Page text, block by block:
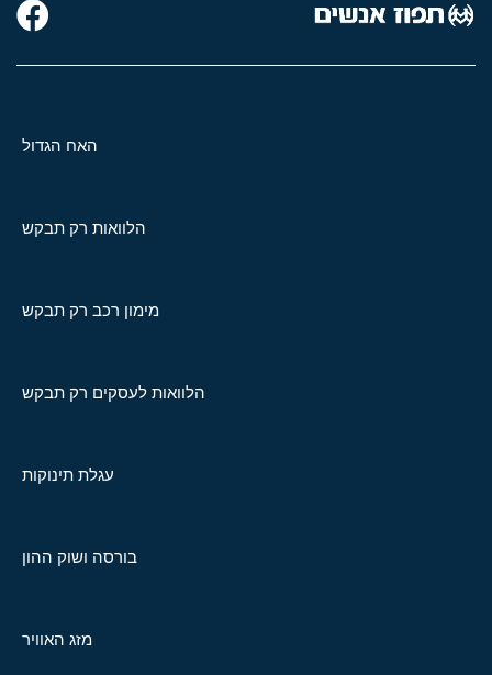
האח הגדול
הלוואות רק תבקש
מימון רכב רק תבקש
הלוואות לעסקים רק תבקש
עגלת תינוקות
בורסה ושוק ההון
מזג האוויר